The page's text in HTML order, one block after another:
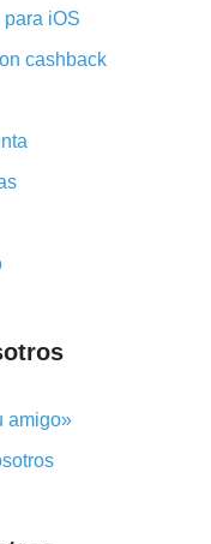
de AliExpress:
en AliExpress!
manual
de reembolso
ofrece
iOS
cashback
amigo»